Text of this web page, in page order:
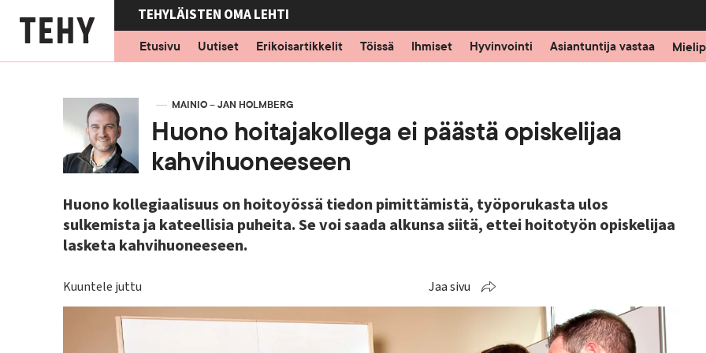
pääsisältöön
TEHYLÄISTEN OMA LEHTI
Etusivu
Uutiset Erikoisartikkelit Töissä Ihmiset Hyvinvointi Asiantuntija vastaa
KIRJOITTAJA
MAINIO – JAN HOLMBERG
Huono hoitajakollega ei päästä opiskelijaa
kahvihuoneeseen
Huono kollegiaalisuus on hoitoyössä tiedon pimittämistä, työporukasta ulos
sulkemista ja kateellisia puheita. Se voi saada alkunsa siitä, ettei hoitotyön opiskelijaa
lasketa kahvihuoneeseen.
Kuuntele juttu Jaa sivu